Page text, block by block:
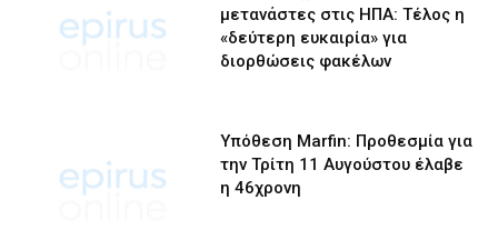
μετανάστες στις ΗΠΑ: Τέλος η
«δεύτερη ευκαιρία» για
διορθώσεις φακέλων
Υπόθεση Marfin: Προθεσμία για
την Τρίτη 11 Αυγούστου έλαβε
η 46χρονη